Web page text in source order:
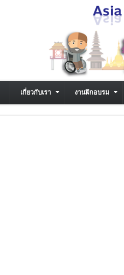
เกี่ยวกับเรา งานฝึกอบรม